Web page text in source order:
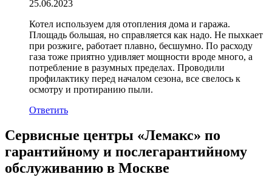
25.06.2023
Котел используем для отопления дома и гаража.
Площадь большая, но справляется как надо. Не пыхкает
при розжиге, работает плавно, бесшумно. По расходу
газа тоже приятно удивляет мощности вроде много, а
потребление в разумных пределах. Проводили
профилактику перед началом сезона, все свелось к
осмотру и протиранию пыли.
Ответить
Сервисные центры «Лемакс» по
гарантийному и послегарантийному
обслуживанию в Москве